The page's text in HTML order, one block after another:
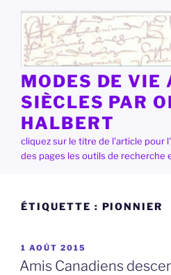
contenu
principal
MODES DE VIE
SIÈCLES PAR
HALBERT
cliquez sur le titre de l'article pour
des pages les outils de recherche
ÉTIQUETTE : PIONNIER
PUBLIÉ
LE
1 AOÛT 2015
Amis Canadiens